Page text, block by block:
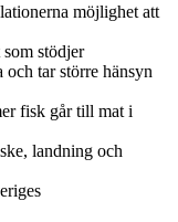
möjlighet att
stödjer
tar större hänsyn
fisk går till mat i
landning och